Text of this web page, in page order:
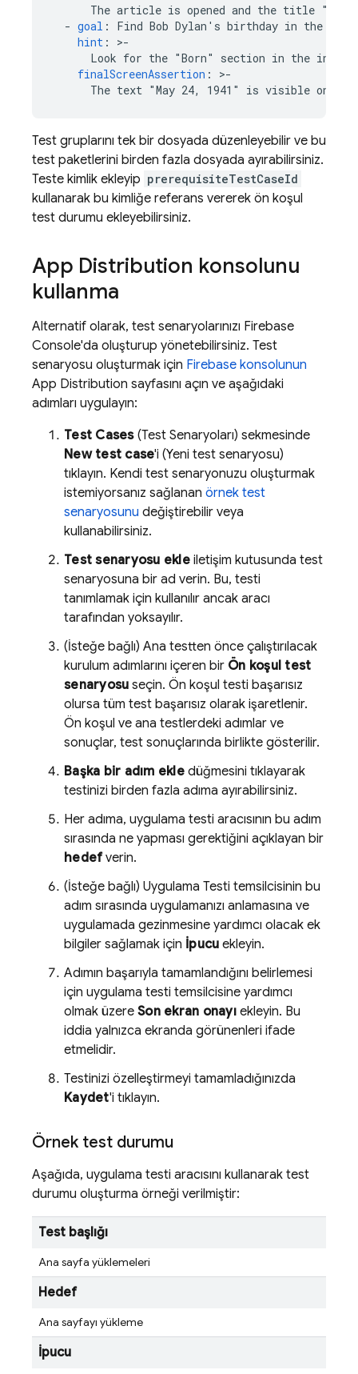
The article is opened and the title
- goal :
Find Bob Dylan's birthday in the
hint : >-
Look for the "Born" section in the
finalScreenAssertion : >-
The text "May 24, 1941" is visible on the
Test gruplarını tek bir dosyada düzenleyebilir ve bu
test paketlerini birden fazla dosyada ayırabilirsiniz.
Teste kimlik ekleyip prerequisiteTestCaseId
kullanarak bu kimliğe referans vererek ön koşul
test durumu ekleyebilirsiniz.
App Distribution konsolunu
kullanma
Alternatif olarak, test senaryolarınızı Firebase
Console'da oluşturup yönetebilirsiniz. Test
senaryosu oluşturmak için Firebase konsolunun
App Distribution sayfasını açın ve aşağıdaki
adımları uygulayın:
Test Cases(Test Senaryoları) sekmesinde
New test case'i (Yeni test senaryosu)
tıklayın. Kendi test senaryonuzu oluşturmak
istemiyorsanız sağlanan örnek test
senaryosunu değiştirebilir veya
kullanabilirsiniz.
Test senaryosu ekleiletişim kutusunda test
senaryosuna bir ad verin. Bu, testi
tanımlamak için kullanılır ancak aracı
tarafından yoksayılır.
(İsteğe bağlı) Ana testten önce çalıştırılacak
kurulum adımlarını içeren bir Ön koşul test
senaryosu seçin. Ön koşul testi başarısız
olursa tüm test başarısız olarak işaretlenir.
Ön koşul ve ana testlerdeki adımlar ve
sonuçlar, test sonuçlarında birlikte gösterilir.
Başka bir adım ekledüğmesini tıklayarak
testinizi birden fazla adıma ayırabilirsiniz.
Her adıma, uygulama testi aracısının bu adım
sırasında ne yapması gerektiğini açıklayan bir
hedefverin.
(İsteğe bağlı) Uygulama Testi temsilcisinin bu
adım sırasında uygulamanızı anlamasına ve
uygulamada gezinmesine yardımcı olacak ek
bilgiler sağlamak için İpucu ekleyin.
Adımın başarıyla tamamlandığını belirlemesi
için uygulama testi temsilcisine yardımcı
olmak üzere Son ekran onayıekleyin. Bu
iddia yalnızca ekranda görünenleri ifade
etmelidir.
Testinizi özelleştirmeyi tamamladığınızda
Kaydet'i tıklayın.
Örnek test durumu
Aşağıda, uygulama testi aracısını kullanarak test
durumu oluşturma örneği verilmiştir:
Test başlığı
Ana sayfa yüklemeleri
Hedef
Ana sayfayı yükleme
İpucu